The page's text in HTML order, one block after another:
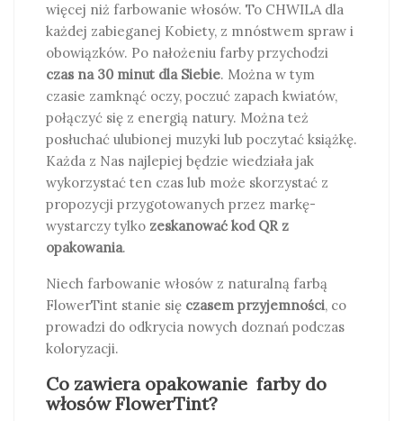
więcej niż farbowanie włosów. To CHWILA dla
każdej zabieganej Kobiety, z mnóstwem spraw i
obowiązków. Po nałożeniu farby przychodzi
czas na 30 minut dla Siebie. Można w tym
czasie zamknąć oczy, poczuć zapach kwiatów,
połączyć się z energią natury. Można też
posłuchać ulubionej muzyki lub poczytać książkę.
Każda z Nas najlepiej będzie wiedziała jak
wykorzystać ten czas lub może skorzystać z
propozycji przygotowanych przez markę-
wystarczy tylko zeskanować kod QR z
opakowania.
Niech farbowanie włosów z naturalną farbą
FlowerTint stanie się czasem przyjemności, co
prowadzi do odkrycia nowych doznań podczas
koloryzacji.
Co zawiera opakowanie farby do
włosów FlowerTint?